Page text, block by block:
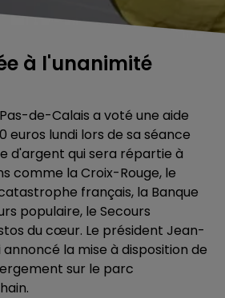
à l'unanimité
de-Calais a voté une aide
euros lundi lors de sa séance
d'argent qui sera répartie à
comme la Croix-Rouge, le
français, la Banque
populaire, le Secours
du cœur. Le président Jean-
annoncé la mise à disposition de
sur le parc